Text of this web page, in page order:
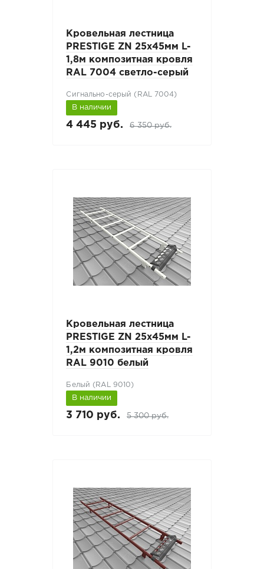
Кровельная лестница
PRESTIGE ZN 25х45мм L-
1,8м композитная кровля
RAL 7004 светло-серый
Сигнально-серый (RAL 7004)
В наличии
4 445 руб. 6 350 руб.
Кровельная лестница
PRESTIGE ZN 25x45мм L-
1,2м композитная кровля
RAL 9010 белый
Белый (RAL 9010)
В наличии
3 710 руб. 5 300 руб.